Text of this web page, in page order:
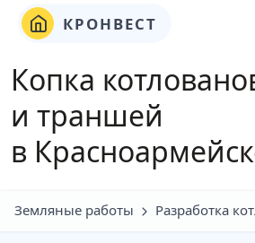
КРОНВЕСТ
Копка
и траншей
в
Земляные работы Разработка